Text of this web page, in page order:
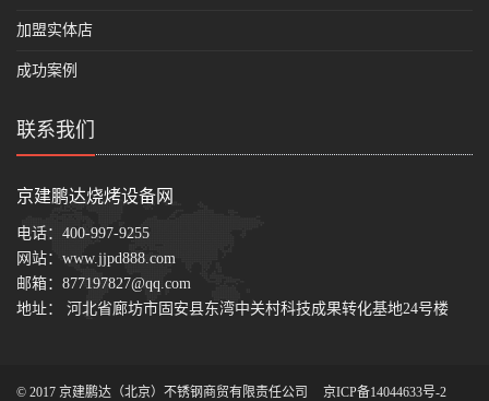
加盟实体店
成功案例
联系我们
京建鹏达烧烤设备网
电话： 400-997-9255
网站： www.jjpd888.com
邮箱： 877197827@qq.com
地址： 河北省廊坊市固安县东湾中关村科技成果转化基地24号楼
© 2017 京建鹏达（北京）不锈钢商贸有限责任公司 京ICP备14044633号-2